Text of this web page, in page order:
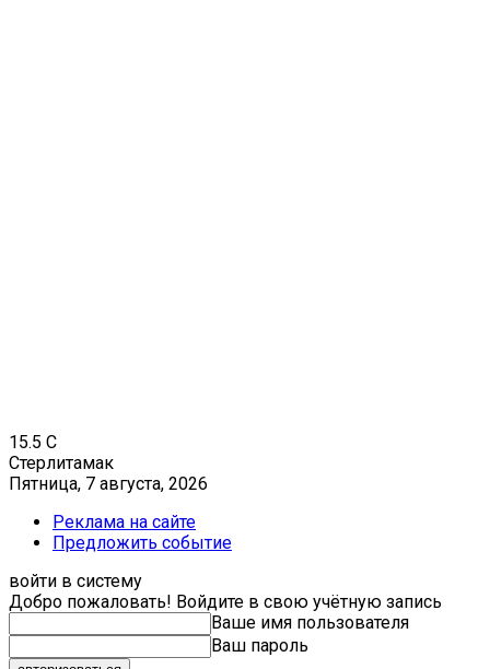
15.5 C
Стерлитамак
Пятница, 7 августа, 2026
Реклама на сайте
Предложить событие
войти в систему
Добро пожаловать! Войдите в свою учётную запись
Ваше имя пользователя
Ваш пароль